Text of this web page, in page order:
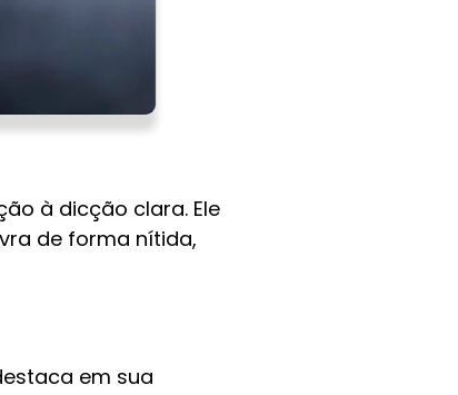
à dicção clara. Ele
de forma nítida,
em sua